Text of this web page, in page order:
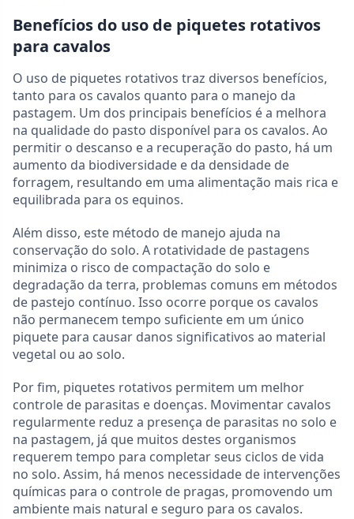
Benefícios do uso de piquetes rotativos
para cavalos
O uso de piquetes rotativos traz diversos benefícios,
tanto para os cavalos quanto para o manejo da
pastagem. Um dos principais benefícios é a melhora
na qualidade do pasto disponível para os cavalos. Ao
permitir o descanso e a recuperação do pasto, há um
aumento da biodiversidade e da densidade de
forragem, resultando em uma alimentação mais rica e
equilibrada para os equinos.
Além disso, este método de manejo ajuda na
conservação do solo. A rotatividade de pastagens
minimiza o risco de compactação do solo e
degradação da terra, problemas comuns em métodos
de pastejo contínuo. Isso ocorre porque os cavalos
não permanecem tempo suficiente em um único
piquete para causar danos significativos ao material
vegetal ou ao solo.
Por fim, piquetes rotativos permitem um melhor
controle de parasitas e doenças. Movimentar cavalos
regularmente reduz a presença de parasitas no solo e
na pastagem, já que muitos destes organismos
requerem tempo para completar seus ciclos de vida
no solo. Assim, há menos necessidade de intervenções
químicas para o controle de pragas, promovendo um
ambiente mais natural e seguro para os cavalos.